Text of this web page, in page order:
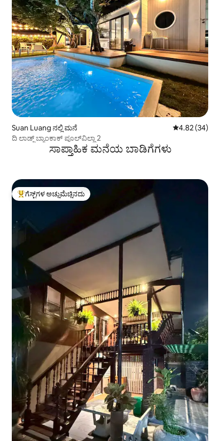
Suan Luang ನಲ್ಲಿ ಮನೆ 5 ರಲ್ಲಿ 4.82
4.82 (34)
ದಿ ಲಾಡ್ಜ್ ಬ್ಯಾಂಕಾಕ್ ಪೂಲ್‌ವಿಲ್ಲಾ 2
ಸಾಪ್ತಾಹಿಕ ಮನೆಯ ಬಾಡಿಗೆಗಳು
ಗೆಸ್ಟ್‌ಗಳಿಗೆ ಅತಿ ಹೆಚ್ಚು ಅಚ್ಚುಮೆಚ್ಚಿನದು
ಗೆಸ್ಟ್‌ಗಳ ಅಚ್ಚುಮೆಚ್ಚಿನದು